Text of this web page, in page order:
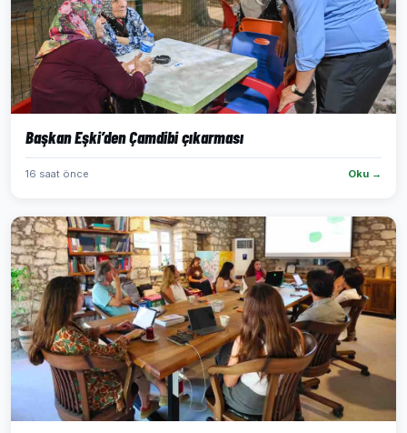
Başkan Eşki’den Çamdibi çıkarması
16 saat önce Oku →